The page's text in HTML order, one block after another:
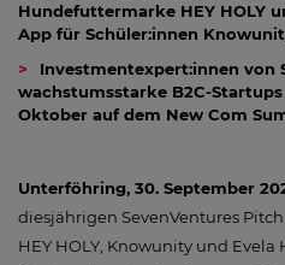
Hundefuttermarke HEY HOLY
App für Schüler:innen
Investmentexpert:innen von
wachstumsstarke B2C-Startups
Oktober auf dem New Com
Unterföhring, 30. September
diesjährigen SevenVentures Pitch
HEY HOLY, Knowunity und Evela